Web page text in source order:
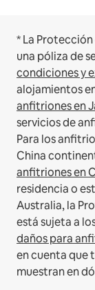
* La
una póliza de
condiciones y
alojamientos
anfitriones en
servicios de
Para los
China
anfitriones en
residencia o
Australia, la
está sujeta a
daños para
en cuenta que
muestran en